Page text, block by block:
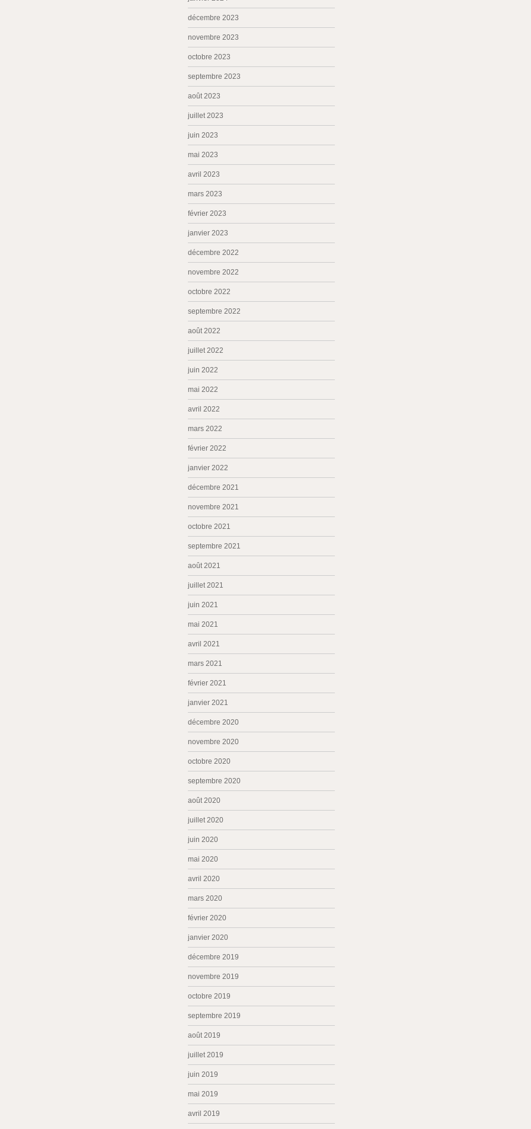
décembre 2023
novembre 2023
octobre 2023
septembre 2023
août 2023
juillet 2023
juin 2023
mai 2023
avril 2023
mars 2023
février 2023
janvier 2023
décembre 2022
novembre 2022
octobre 2022
septembre 2022
août 2022
juillet 2022
juin 2022
mai 2022
avril 2022
mars 2022
février 2022
janvier 2022
décembre 2021
novembre 2021
octobre 2021
septembre 2021
août 2021
juillet 2021
juin 2021
mai 2021
avril 2021
mars 2021
février 2021
janvier 2021
décembre 2020
novembre 2020
octobre 2020
septembre 2020
août 2020
juillet 2020
juin 2020
mai 2020
avril 2020
mars 2020
février 2020
janvier 2020
décembre 2019
novembre 2019
octobre 2019
septembre 2019
août 2019
juillet 2019
juin 2019
mai 2019
avril 2019